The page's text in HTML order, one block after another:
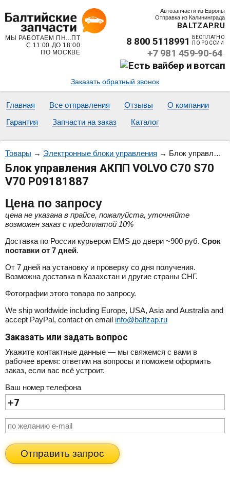
Автозапчасти из Европы
Отправка из Калининграда
BALTZAP.RU
МЫ РАБОТАЕМ ПН...ПТ
С 11:00 ДО 18:00
ПО МОСКВЕ
8 800 5118991
БЕСПЛАТНО
ПО РОССИИ
+7 981 459-90-64
Заказать обратный звонок
Главная Все отправления Отзывы
О компании
Гарантия
Запчасти на заказ Каталог
Товары → Электронные блоки управления → Блок управления АКПП VOLVO C70 S70 V70 P09181887
Блок управления АКПП VOLVO C70 S70
V70 P09181887
Цена по запросу
цена не указана в прайсе, пожалуйста, уточняйте
возможен заказ с предоплатой 10%
Доставка по России курьером EMS до двери ~900 руб. Срок
поставки от 7 дней.
От 7 дней на установку и проверку со дня получения.
Возможна доставка в Казахстан и другие страны СНГ.
Фотографии этого товара по запросу.
We ship worldwide including Europe, USA, Asia and Australia and
accept PayPal, contact on email info@baltzap.ru
Заказать или задать вопрос
Укажите контактные данные — мы свяжемся с вами в
рабочее время: ответим на вопросы и поможем оформить
заказ, если вас всё устроит.
Ваш номер телефона
Отправить запрос